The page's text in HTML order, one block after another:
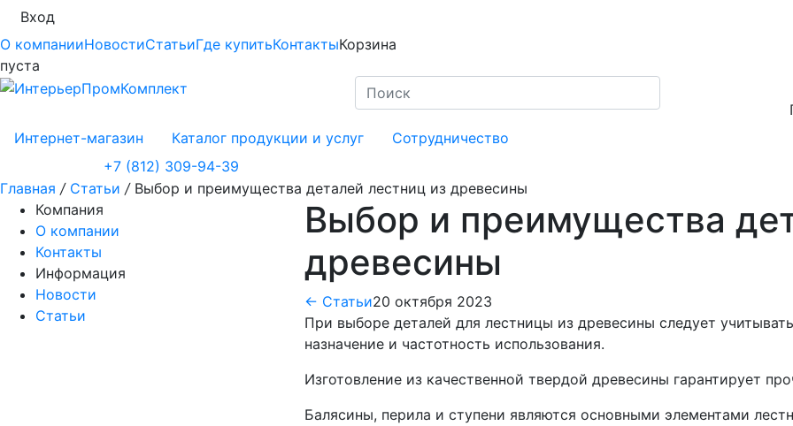
Вход
О компанииНовостиСтатьиГде купитьКонтактыКорзина
пуста
Интернет-магазин
Каталог продукции и услуг
Сотрудничество
+7 (812) 309-94-39
Главная / Статьи /Выбор и преимущества деталей лестниц из древесины
Компания
О компании
Контакты
Информация
Новости
Статьи
Выбор и преимущества
древесины
← Статьи20 октября 2023
При выборе деталей для лестницы из древесины следует
назначение и частотность использования.
Изготовление из качественной твердой древесины гарантирует
Балясины, перила и ступени являются основными элементами